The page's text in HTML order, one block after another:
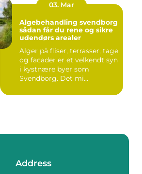
03. Mar
Algebehandling svendborg
sådan får du rene og sikre
udendørs arealer
Alger på fliser, terrasser, tage
og facader er et velkendt syn
i kystnære byer som
Svendborg. Det mi...
Address